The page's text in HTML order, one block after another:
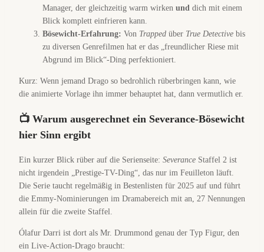
Manager, der gleichzeitig warm wirken und dich mit einem
Blick komplett einfrieren kann.
Bösewicht-Erfahrung: Von Trapped über True Detective bis
zu diversen Genrefilmen hat er das „freundlicher Riese mit
Abgrund im Blick“-Ding perfektioniert.
Kurz: Wenn jemand Drago so bedrohlich rüberbringen kann, wie
die animierte Vorlage ihn immer behauptet hat, dann vermutlich er.
📺 Warum ausgerechnet ein Severance-Bösewicht
hier Sinn ergibt
Ein kurzer Blick rüber auf die Serienseite: Severance Staffel 2 ist
nicht irgendein „Prestige-TV-Ding“, das nur im Feuilleton läuft.
Die Serie taucht regelmäßig in Bestenlisten für 2025 auf und führt
die Emmy-Nominierungen im Dramabereich mit an, 27 Nennungen
allein für die zweite Staffel.
Ólafur Darri ist dort als Mr. Drummond genau der Typ Figur, den
ein Live-Action-Drago braucht: